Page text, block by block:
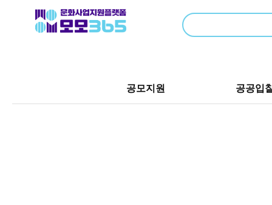
공모지원 공공입